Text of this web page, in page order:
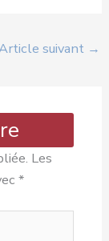
suivant →
Les
*